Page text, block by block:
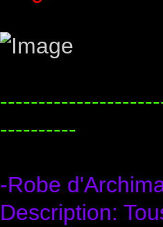
----------
-Robe
Description: